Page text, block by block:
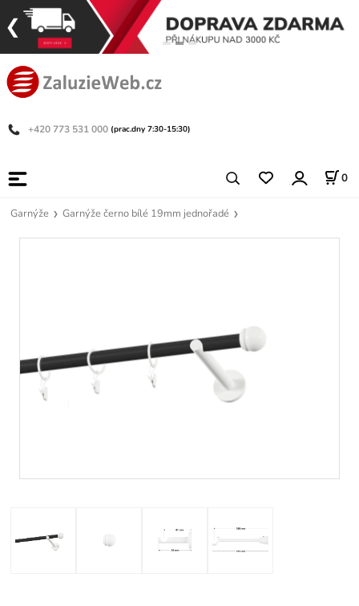
+420 773 531 000 (prac.dny 7:30-15:30)
0
Garnýže Garnýže černo bílé 19mm jednořadé